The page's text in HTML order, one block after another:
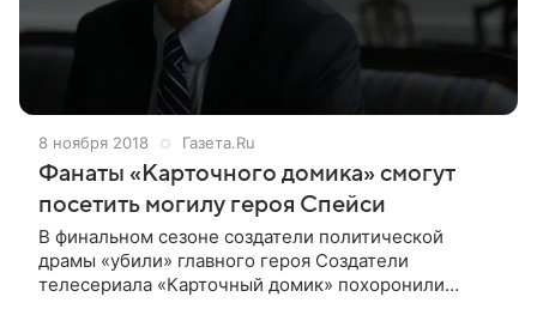
8 ноября 2018 Газета.Ru
Фанаты «Карточного домика» смогут
посетить могилу героя Спейси
В финальном сезоне создатели политической
драмы «убили» главного героя Создатели
телесериала «Карточный домик» похоронили